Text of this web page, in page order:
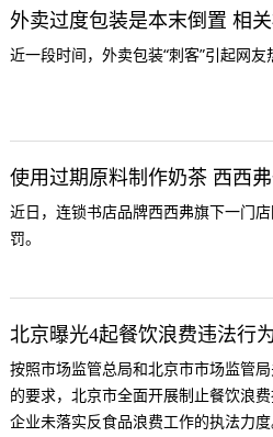
外卖过度包装是本末倒置 相
近一段时间，外卖包装“刺客”引起网友
使用过期原料制作奶茶 西西
近日，连锁书店品牌西西弗旗下一门
罚。
北京曝光4起餐饮浪费违法行
按照市场监管总局和北京市市场监管
的要求，北京市全面开展制止餐饮浪
企业未落实反食品浪费工作的执法力